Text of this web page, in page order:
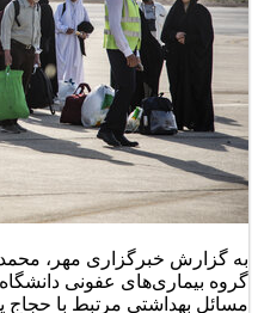
به گزارش خبرگزاری مهر،
گروه بیماری‌های عفونی
مسائل بهداشتی مرتبط با